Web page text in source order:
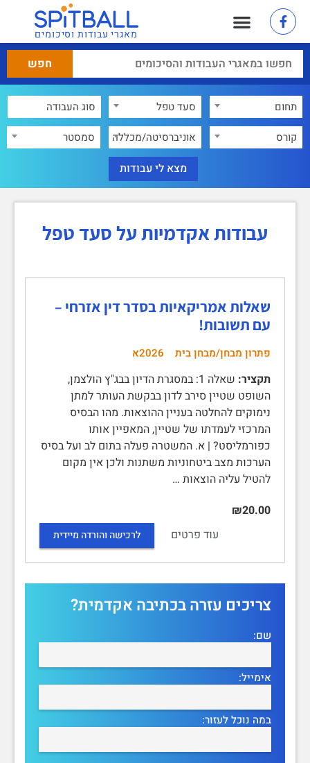
מאגרי עבודות וסיכומים
תחום
סעד טפל
קורס
אוניברסיטה/מכללה סמסטר
עבודות אקדמיות על סעד טפל
שאלות אמריקאיות בסדר דין אזרחי –
עם תשובות!
פתרון מבחן/מבחן בית 2026א
תקציר:
שאלה 1: במסגרת הדיון בבג"ץ הולצמן,
השופט שטיין סירב לדון בבקשת העותר למתן
נימוקים להחלטה בעניין ההוצאות. מהו הבסיס
המרכזי לעמדתו של שטיין, המאפיין אותו
כפורמליסט? | א. המשטרה פעלה בתום לב ועל בסיס
הערכות מצב ביטחוניות משתנות ולכן אין מקום
להטיל עליה הוצאות …
₪20.00
עוד פרטים
לרכישה והורדה מיידית
צריכים עזרה בכתיבה אקדמית?
שם:
אימייל:
במה נוכל לעזור: